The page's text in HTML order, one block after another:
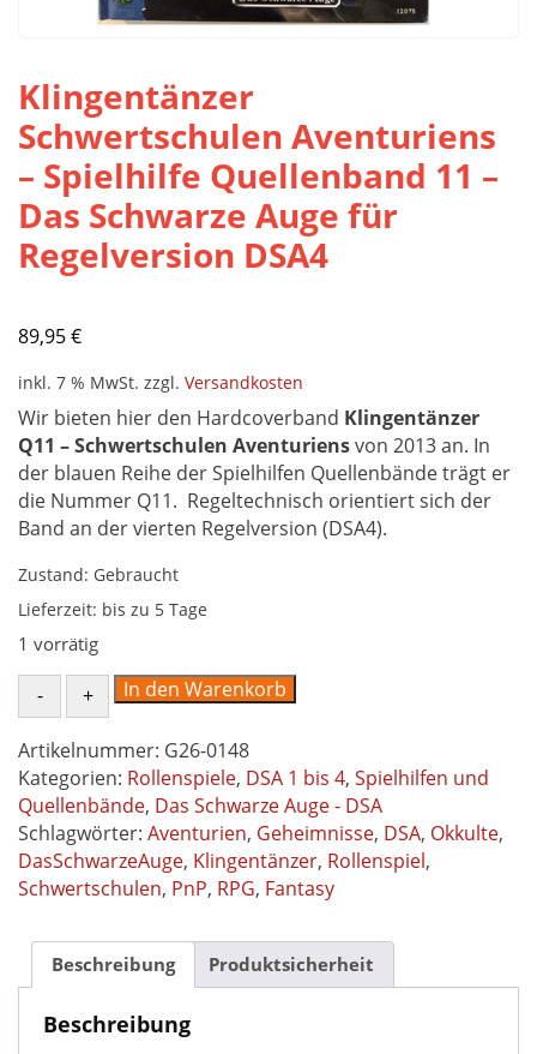
Klingentänzer
Schwertschulen Aventuriens
– Spielhilfe Quellenband 11 –
Das Schwarze Auge für
Regelversion DSA4
89,95€
inkl. 7 % MwSt. zzgl. Versandkosten
Wir bieten hier den Hardcoverband Klingentänzer
Q11 – Schwertschulen Aventuriensvon 2013 an. In
der blauen Reihe der Spielhilfen Quellenbände trägt er
die Nummer Q11. Regeltechnisch orientiert sich der
Band an der vierten Regelversion (DSA4).
Zustand: Gebraucht
Lieferzeit: bis zu 5 Tage
1 vorrätig
Klingentänzer
Schwertschulen
Aventuriens
-
Spielhilfe
Quellenband
11
–
Schwarze
Auge
für
Regelversion
In den Warenkorb
Artikelnummer: G26-0148
Kategorien: Rollenspiele, DSA 1 bis 4, Spielhilfen und
Quellenbände, Das Schwarze Auge - DSA
Schlagwörter: Aventurien, Geheimnisse, DSA, Okkulte,
DasSchwarzeAuge, Klingentänzer, Rollenspiel,
Schwertschulen, PnP, RPG, Fantasy
Beschreibung Produktsicherheit
Beschreibung